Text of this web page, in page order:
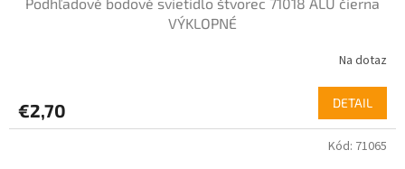
VÝKLOPNÉ
Na dotaz
€2,70 DETAIL
Kód: 71065